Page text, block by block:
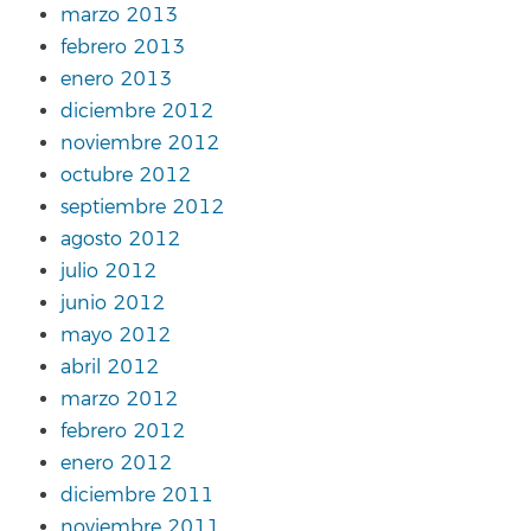
marzo 2013
febrero 2013
enero 2013
diciembre 2012
noviembre 2012
octubre 2012
septiembre 2012
agosto 2012
julio 2012
junio 2012
mayo 2012
abril 2012
marzo 2012
febrero 2012
enero 2012
diciembre 2011